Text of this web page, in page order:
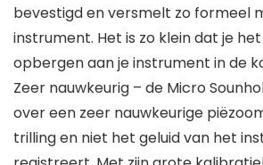
bevestigd en versmelt zo formeel
instrument. Het is zo klein dat je
opbergen aan je instrument in de
Zeer nauwkeurig – de Micro
over een zeer nauwkeurige
trilling en niet het geluid van het